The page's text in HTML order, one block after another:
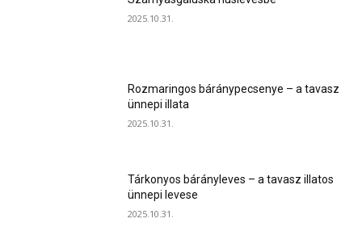
2025.10.31.
Rozmaringos báránypecsenye – a tavasz
ünnepi illata
2025.10.31.
Tárkonyos bárányleves – a tavasz illatos
ünnepi levese
2025.10.31.